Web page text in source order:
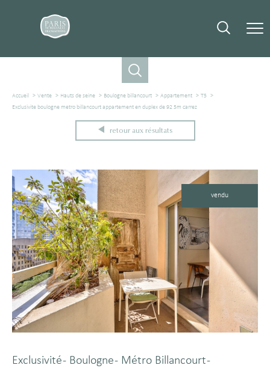
Accueil Vente Hauts de seine Boulogne billancourt Appartement T5
Exclusivite boulogne metro billancourt appartement en duplex de 92 5m carrez
retour aux résultats
vendu
Exclusivité - Boulogne - Métro Billancourt -